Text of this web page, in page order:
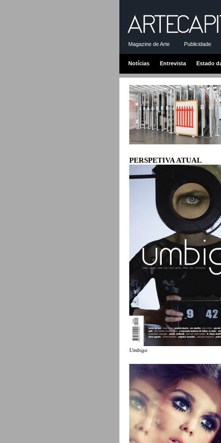
Magazine de Arte Publicidade
Notícias Entrevista Estado
PERSPETIVA ATUAL
Umbigo